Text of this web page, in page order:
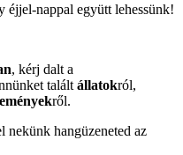
éjjel-nappal együtt lehessünk!
, kérj dalt a
talált állatokról,
ről.
nekünk hangüzeneted az